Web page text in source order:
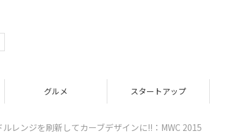
グルメ スタートアップ
レンジを刷新してカーブデザインに!!：MWC 2015